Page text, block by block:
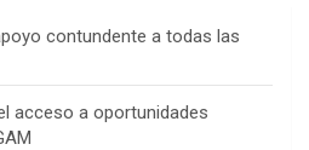
contundente a todas las
acceso a oportunidades